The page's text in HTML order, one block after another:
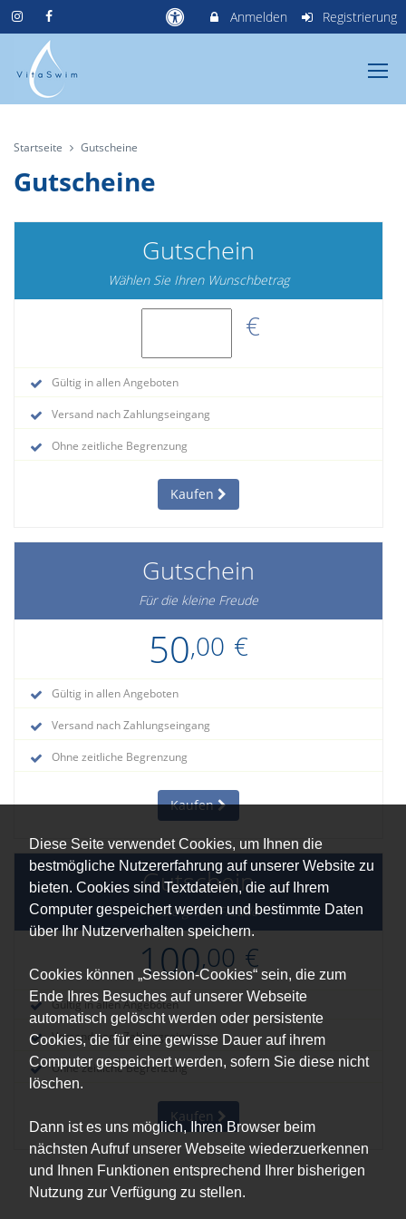
Diese Seite verwendet Cookies, um Ihnen die
bestmögliche Nutzererfahrung auf unserer Website zu
bieten. Cookies sind Textdateien, die auf Ihrem
Computer gespeichert werden und bestimmte Daten
über Ihr Nutzerverhalten speichern.
Cookies können „Session-Cookies“ sein, die zum
Ende Ihres Besuches auf unserer Webseite
automatisch gelöscht werden oder persistente
Cookies, die für eine gewisse Dauer auf ihrem
Computer gespeichert werden, sofern Sie diese nicht
löschen.
Dann ist es uns möglich, Ihren Browser beim
nächsten Aufruf unserer Webseite wiederzuerkennen
und Ihnen Funktionen entsprechend Ihrer bisherigen
Nutzung zur Verfügung zu stellen.
Anmelden Registrierung
Startseite Gutscheine
Gutscheine
Gutschein
Wählen Sie Ihren Wunschbetrag
€
Gültig in allen Angeboten
Versand nach Zahlungseingang
Ohne zeitliche Begrenzung
Kaufen
Gutschein
Für die kleine Freude
50,00 €
Gültig in allen Angeboten
Versand nach Zahlungseingang
Ohne zeitliche Begrenzung
Kaufen
Gutschein
Für die große Freude
100,00 €
Gültig in allen Angeboten
Versand nach Zahlungseingang
Ohne zeitliche Begrenzung
Kaufen